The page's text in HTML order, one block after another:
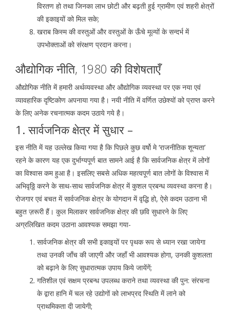
विरतण हो तथा जिनका लाभ छोटी और बढ़ती हुई ग्रामीण एवं शहरी क्षेत्रों
की इकाइयों को मिल सके;
खराब किस्म की वस्तुओं और वस्तुओं के ऊँचे मूल्यों के सन्दर्भ में
उपभोक्ताओं को संरक्षण प्रदान करना।
औद्योगिक नीति, 1980 की विशेषताएँ
औद्योगिक नीति में हमारी अर्थव्यवस्था और औद्योगिक व्यवस्था पर एक नया एवं
व्यावहारिक दृष्टिकोण अपनाया गया है। नयी नीति में वर्णित उछेश्यों को प्राप्त करने
के लिए अनेक रचनात्मक कदम उठाये गये है।
1. सार्वजनिक क्षेत्र में सुधार –
इस नीति में यह उल्लेख किया गया है कि पिछले कुछ वर्षो मे ‘राजनीतिक शून्यता’
रहने के कारण यह एक दुर्भाग्यपूर्ण बात सामने आई है कि सार्वजनिक क्षेत्र में लोगों
का विश्वास कम हुआ है। इसलिए सबसे अधिक महत्वपूर्ण बात लोगों के विश्वास में
अभिवृठ्ठि करने के साथ-साथ सार्वजनिक क्षेत्र में कुशल प्रबन्ध व्यवस्था करना है।
रोजगार एवं बचत में सार्वजनिक क्षेत्र के योगदान में वृद्धि हो, ऐसे कदम उठाना भी
बहुत ज़रूरी हैं। कुल मिलाकर सार्वजनिक क्षेत्र की छवि सुधारने के लिए
अग्रलिखित कदम उठाना आवश्यक समझा गया-
सार्वजनिक क्षेत्र की सभी इकाइयों पर पृथक रूप से ध्यान रखा जायेगा
तथा उनकी जाँच की जाएगी और जहाँ भी आवश्यक होगा, उनकी कुशलता
को बढ़ाने के लिए सुधारात्मक उपाय किये जायेंगें;
गतिशील एवं सक्षम प्रबन्ध उपलब्ध कराने तथा व्यवस्था की पुन: संरचना
के द्वारा हानि में चल रहे उद्योगों को लाभप्रद स्थिति में लाने को
प्राथमिकता दी जायेगी;